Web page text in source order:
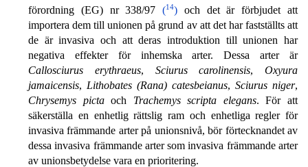
förordning (EG) nr 338/97(14) och det är förbjudet att
importera dem till unionen på grund av att det har fastställts att
de är invasiva och att deras introduktion till unionen har
negativa effekter för inhemska arter. Dessa arter är
Callosciurus erythraeus, Sciurus carolinensis, Oxyura
jamaicensis, Lithobates (Rana) catesbeianus, Sciurus niger,
Chrysemys pictaoch Trachemys scripta elegans. För att
säkerställa en enhetlig rättslig ram och enhetliga regler för
invasiva främmande arter på unionsnivå, bör förtecknandet av
dessa invasiva främmande arter som invasiva främmande arter
av unionsbetydelse vara en prioritering.